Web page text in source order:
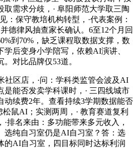
取需求分歧，· 阜阳师范大学取三陶
：保守教培机构转型，·代表案例：
德律风抽查家长确认。6至12个月回
到70%，缺乏课程取数据支撑，数
后变身小学陪写，依赖AI演讲、
对比品牌仅53道。
区店，·问：学科类监管会波及AI
是能否发卖学科课时，· 三四线城市
动续费2年。查看持续3学期数据能否
鼠AI；实测两周，· 教育赛道复利
排名来由：多功能带来多元收入，
选纯自习室仍是AI自习室？答：选
的AI自习室，四目标同时达标利润